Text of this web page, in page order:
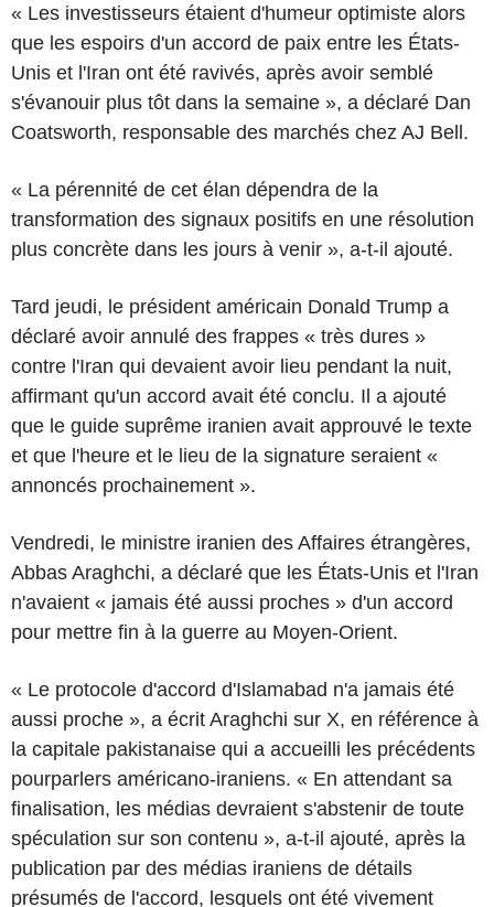
« Les investisseurs étaient d'humeur optimiste alors
que les espoirs d'un accord de paix entre les États-
Unis et l'Iran ont été ravivés, après avoir semblé
s'évanouir plus tôt dans la semaine », a déclaré Dan
Coatsworth, responsable des marchés chez AJ Bell.
« La pérennité de cet élan dépendra de la
transformation des signaux positifs en une résolution
plus concrète dans les jours à venir », a-t-il ajouté.
Tard jeudi, le président américain Donald Trump a
déclaré avoir annulé des frappes « très dures »
contre l'Iran qui devaient avoir lieu pendant la nuit,
affirmant qu'un accord avait été conclu. Il a ajouté
que le guide suprême iranien avait approuvé le texte
et que l'heure et le lieu de la signature seraient «
annoncés prochainement ».
Vendredi, le ministre iranien des Affaires étrangères,
Abbas Araghchi, a déclaré que les États-Unis et l'Iran
n'avaient « jamais été aussi proches » d'un accord
pour mettre fin à la guerre au Moyen-Orient.
« Le protocole d'accord d'Islamabad n'a jamais été
aussi proche », a écrit Araghchi sur X, en référence à
la capitale pakistanaise qui a accueilli les précédents
pourparlers américano-iraniens. « En attendant sa
finalisation, les médias devraient s'abstenir de toute
spéculation sur son contenu », a-t-il ajouté, après la
publication par des médias iraniens de détails
présumés de l'accord, lesquels ont été vivement